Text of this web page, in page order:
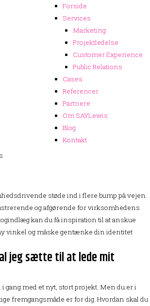
Forside
Services
Marketing
Projektledelse
Customer Experience
Public Relations
Cases
Referencer
Partnere
Om SAYLewis
Blog
Kontakt
Forside
Services
Marketing
Projektledelse
Customer Experience
Public Relations
Cases
Referencer
Partnere
Om SAYLewis
Blog
Kontakt
støde ind i flere bump på vejen.
og afgørende for virksomhedens
kan du få inspiration til at anskue
vinkel og måske gentænke din identitet
jeg sætte til at lede mit
i gang med et nyt, stort projekt. Men du er i
fremgangsmåde er for dig. Hvordan skal du